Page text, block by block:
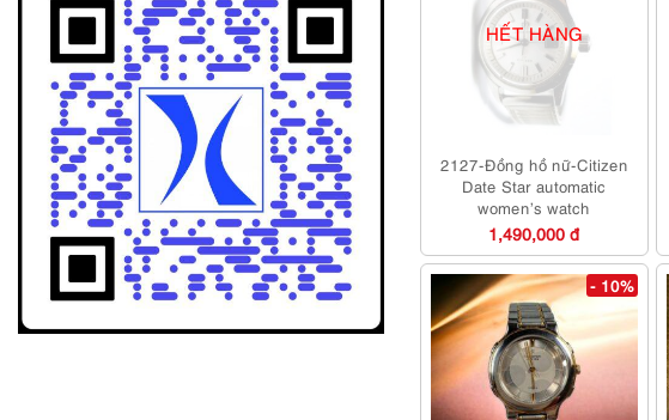
HẾT HÀNG
2127-Đồng hồ nữ-Citizen
Date Star automatic
women’s watch
1,490,000 đ
- 10%